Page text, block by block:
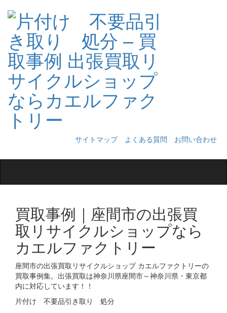
サイトマップ よくある質問
お問い合わせ
navigation
買取事例｜座間市の出張買
取リサイクルショップなら
カエルファクトリー
座間市の出張買取リサイクルショップ カエルファクトリーの
買取事例集。出張買取は神奈川県座間市～神奈川県・東京都
内に対応しています！！
片付け 不要品引き取り 処分